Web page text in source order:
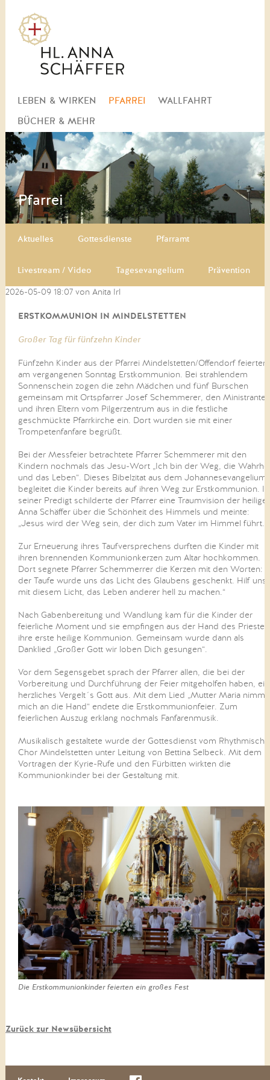
Navigation
LEBEN & WIRKEN PFARREI WALLFAHRT
BÜCHER & MEHR
Pfarrei
Navigation überspringen
Aktuelles
Gottesdienste Pfarramt
Livestream / Video Tagesevangelium Prävention
2026-05-09 18:07von Anita Irl
ERSTKOMMUNION IN MINDELSTETTEN
Großer Tag für fünfzehn Kinder
Fünfzehn Kinder aus der Pfarrei Mindelstetten/Offendorf feierten
am vergangenen Sonntag Erstkommunion. Bei strahlendem
Sonnenschein zogen die zehn Mädchen und fünf Burschen
gemeinsam mit Ortspfarrer Josef Schemmerer, den Ministranten
und ihren Eltern vom Pilgerzentrum aus in die festliche
geschmückte Pfarrkirche ein. Dort wurden sie mit einer
Trompetenfanfare begrüßt.
Bei der Messfeier betrachtete Pfarrer Schemmerer mit den
Kindern nochmals das Jesu-Wort „Ich bin der Weg, die
und das Leben“. Dieses Bibelzitat aus dem Johannesevangelium
begleitet die Kinder bereits auf ihren Weg zur Erstkommunion. In
seiner Predigt schilderte der Pfarrer eine Traumvision der
Anna Schäffer über die Schönheit des Himmels und meinte:
„Jesus wird der Weg sein, der dich zum Vater im Himmel führt.“
Zur Erneuerung ihres Taufversprechens durften die Kinder mit
ihren brennenden Kommunionkerzen zum Altar hochkommen.
Dort segnete Pfarrer Schemmerrer die Kerzen mit den Worten:
der Taufe wurde uns das Licht des Glaubens geschenkt. Hilf uns
mit diesem Licht, das Leben anderer hell zu machen.“
Nach Gabenbereitung und Wandlung kam für die Kinder der
feierliche Moment und sie empfingen aus der Hand des
ihre erste heilige Kommunion. Gemeinsam wurde dann als
Danklied „Großer Gott wir loben Dich gesungen“.
Vor dem Segensgebet sprach der Pfarrer allen, die bei der
Vorbereitung und Durchführung der Feier mitgeholfen haben, ein
herzliches Vergelt´s Gott aus. Mit dem Lied „Mutter Maria nimm
mich an die Hand“ endete die Erstkommunionfeier. Zum
feierlichen Auszug erklang nochmals Fanfarenmusik.
Musikalisch gestaltete wurde der Gottesdienst vom
Chor Mindelstetten unter Leitung von Bettina Selbeck. Mit dem
Vortragen der Kyrie-Rufe und den Fürbitten wirkten die
Kommunionkinder bei der Gestaltung mit.
Die Erstkommunionkinder feierten ein großes Fest
Zurück zur Newsübersicht